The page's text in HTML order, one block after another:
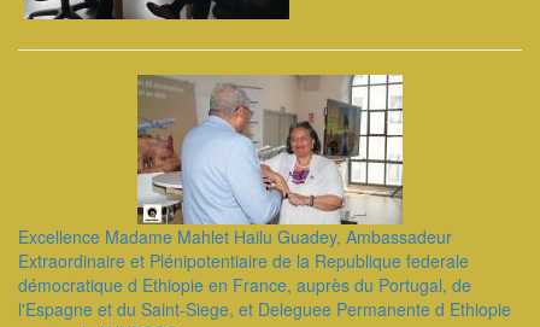
Excellence Madame Mahlet Hailu Guadey, Ambassadeur
Extraordinaire et Plénipotentiaire de la Republique federale
démocratique d Ethiopie en France, auprès du Portugal, de
l'Espagne et du Saint-Siege, et Deleguee Permanente d Ethiopie